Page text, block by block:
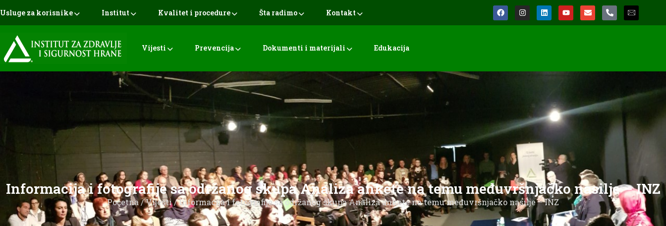
Usluge za korisnike Institut Kvalitet i procedure Šta radimo Kontakt
Vijesti Prevencija Dokumenti i materijali Edukacija
Informacija i fotografije sa održanog skupa Analiza ankete na temu međuvršnjačko nasilje – INZ
Početna/Vijesti/ Informacija i fotografije sa održanog skupa Analiza ankete na temu međuvršnjačko nasilje – INZ